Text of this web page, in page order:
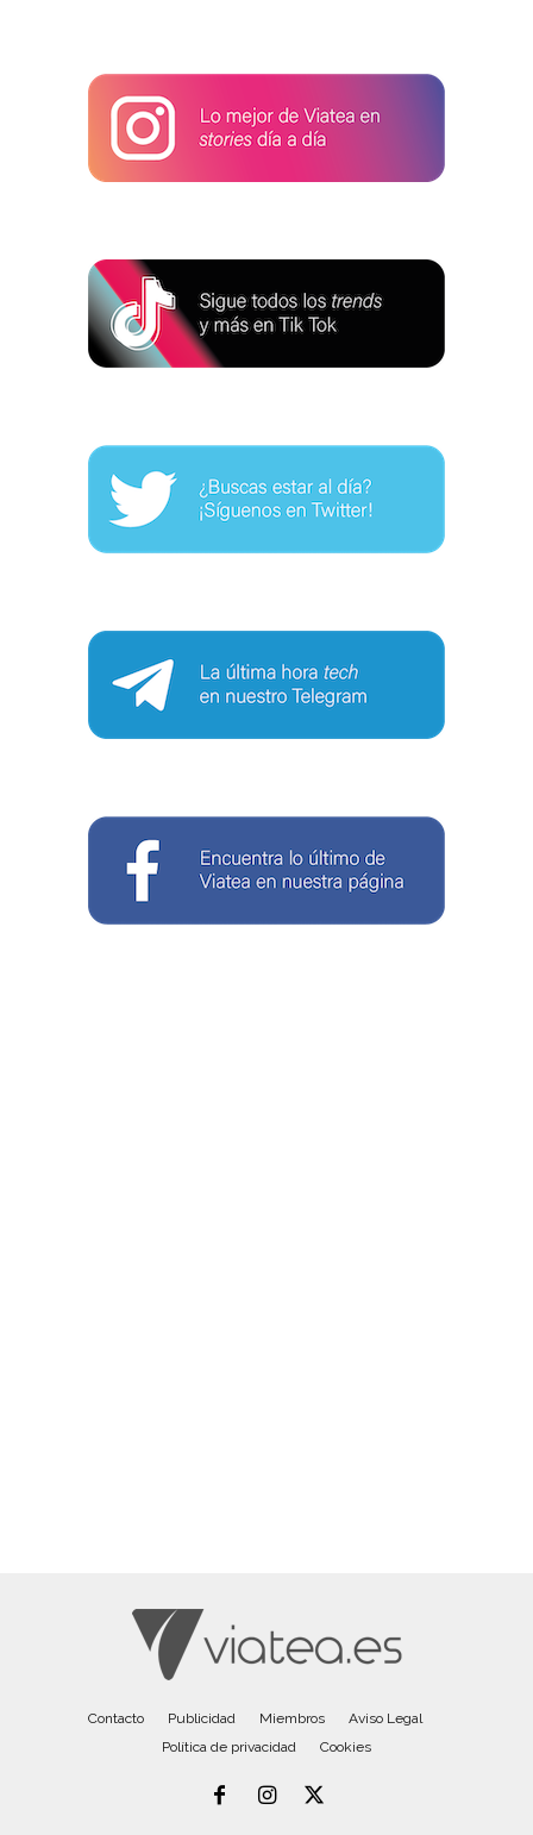
Contacto Publicidad Miembros
Aviso Legal
Política de privacidad
Cookies